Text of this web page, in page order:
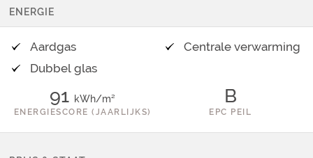
ENERGIE
Aardgas
Dubbel glas
Centrale verwarming
91 kWh/m²
ENERGIESCORE (JAARLIJKS)
B
EPC PEIL